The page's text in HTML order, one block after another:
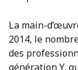
La main-
2014, le
des
génération Y,